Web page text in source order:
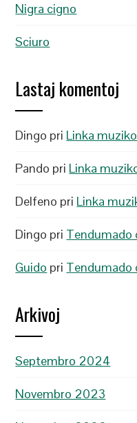
Nigra cigno
Sciuro
Lastaj komentoj
Dingo pri Linka muziko
Pando pri Linka
Delfeno pri Linka
Dingo pri Tendumado
Guido pri Tendumado
Arkivoj
Septembro 2024
Novembro 2023